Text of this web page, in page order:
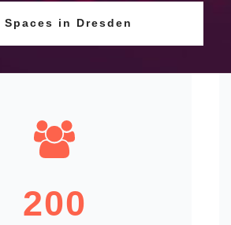
Spaces in Dresden
200